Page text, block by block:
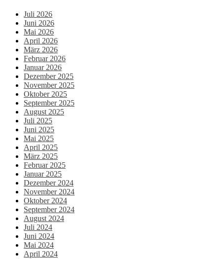
Juli 2026
Juni 2026
Mai 2026
April 2026
März 2026
Februar 2026
Januar 2026
Dezember 2025
November 2025
Oktober 2025
September 2025
August 2025
Juli 2025
Juni 2025
Mai 2025
April 2025
März 2025
Februar 2025
Januar 2025
Dezember 2024
November 2024
Oktober 2024
September 2024
August 2024
Juli 2024
Juni 2024
Mai 2024
April 2024